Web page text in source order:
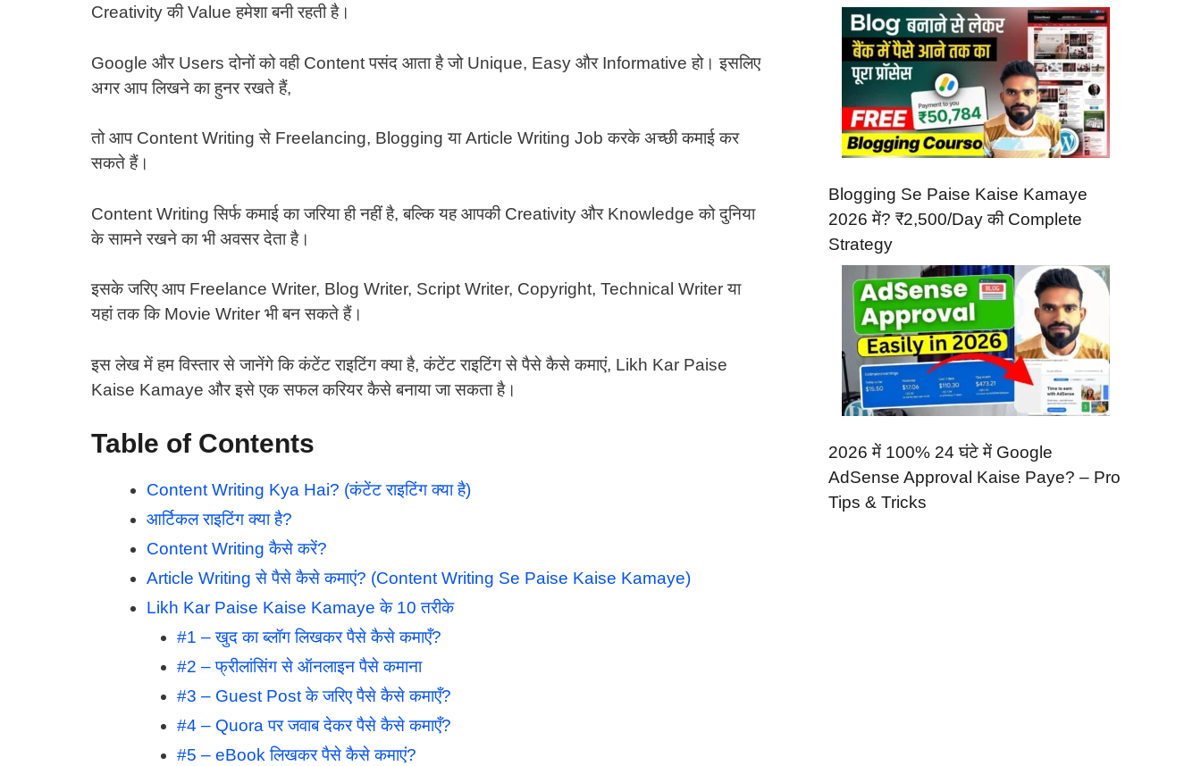
Creativity की Value हमेशा बनी रहती है।
Google और Users दोनों को वही Content पसंद आता है जो Unique, Easy और Informative हो। इसलिए
अगर आप लिखने का हुनर रखते हैं,
तो आप Content Writing से Freelancing, Blogging या Article Writing Job करके अच्छी कमाई कर
सकते हैं।
Content Writing सिर्फ कमाई का जरिया ही नहीं है, बल्कि यह आपकी Creativity और Knowledge को दुनिया
के सामने रखने का भी अवसर देता है।
इसके जरिए आप Freelance Writer, Blog Writer, Script Writer, Copyright, Technical Writer या
यहां तक कि Movie Writer भी बन सकते हैं।
इस लेख में हम विस्तार से जानेंगे कि कंटेंट राइटिंग क्या है, कंटेंट राइटिंग से पैसे कैसे कमाएं, Likh Kar Paise
Kaise Kamaye और इसे एक सफल करियर कैसे बनाया जा सकता है।
Table of Contents
Content Writing Kya Hai? (कंटेंट राइटिंग क्या है)
आर्टिकल राइटिंग क्या है?
Content Writing कैसे करें?
Article Writing से पैसे कैसे कमाएं? (Content Writing Se Paise Kaise Kamaye)
Likh Kar Paise Kaise Kamaye के 10 तरीके
#1 – खुद का ब्लॉग लिखकर पैसे कैसे कमाएँ?
#2 – फ्रीलांसिंग से ऑनलाइन पैसे कमाना
#3 – Guest Post के जरिए पैसे कैसे कमाएँ?
#4 – Quora पर जवाब देकर पैसे कैसे कमाएँ?
#5 – eBook लिखकर पैसे कैसे कमाएं?
Blogging Se Paise Kaise Kamaye
2026 में? ₹2,500/Day की Complete
Strategy
2026 में 100% 24 घंटे में Google
AdSense Approval Kaise Paye? – Pro
Tips & Tricks